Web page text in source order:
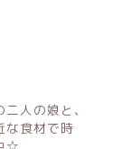
人の娘と、
な食材で時